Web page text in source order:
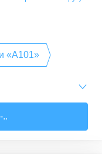
«А101»
..